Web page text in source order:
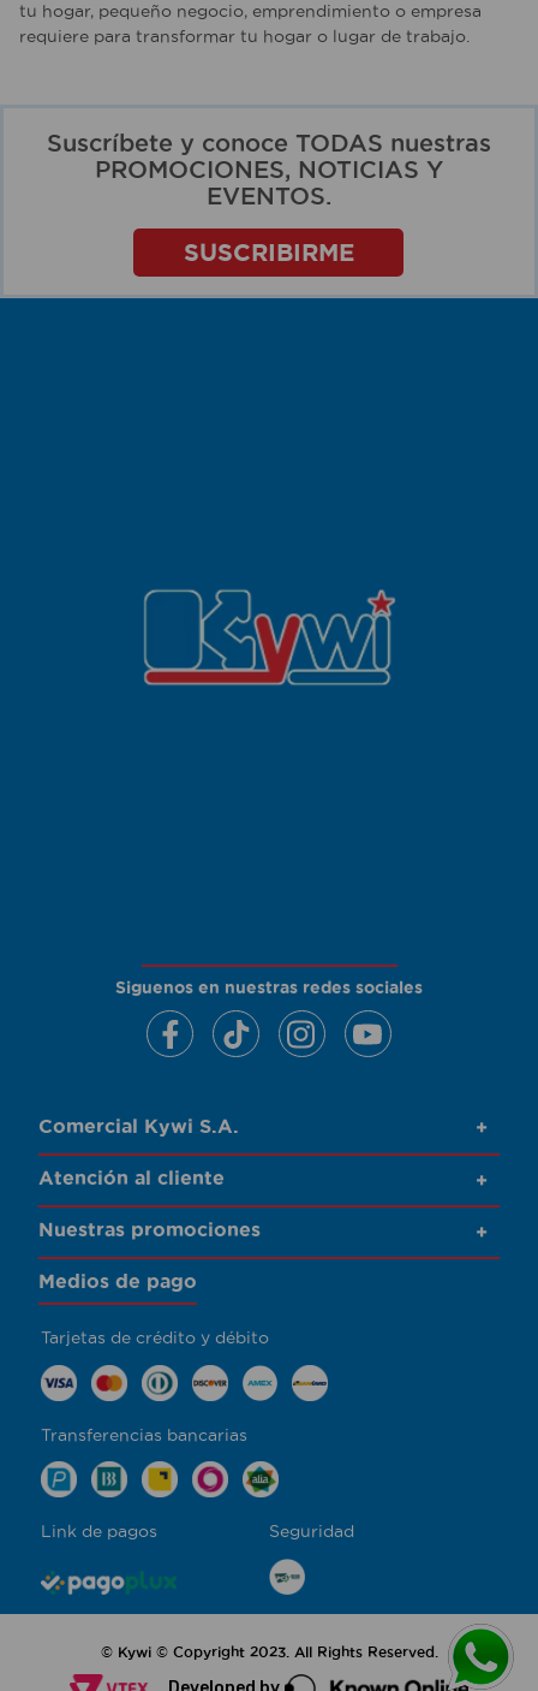
tu hogar, pequeño negocio, emprendimiento o empresa
requiere para transformar tu hogar o lugar de trabajo.
Suscríbete y conoce TODAS nuestras
PROMOCIONES, NOTICIAS Y
EVENTOS.
SUSCRIBIRME
Siguenos en nuestras redes sociales
Comercial Kywi S.A. +
Atención al cliente +
Nuestras promociones +
Medios de pago
Tarjetas de crédito y débito
Transferencias bancarias
Link de pagos Seguridad
© Kywi © Copyright 2023. All Rights Reserved.